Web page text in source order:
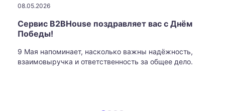
08.05.2026
Сервис B2BHouse поздравляет вас с Днём
Победы!
9 Мая напоминает, насколько важны надёжность,
взаимовыручка и ответственность за общее дело.